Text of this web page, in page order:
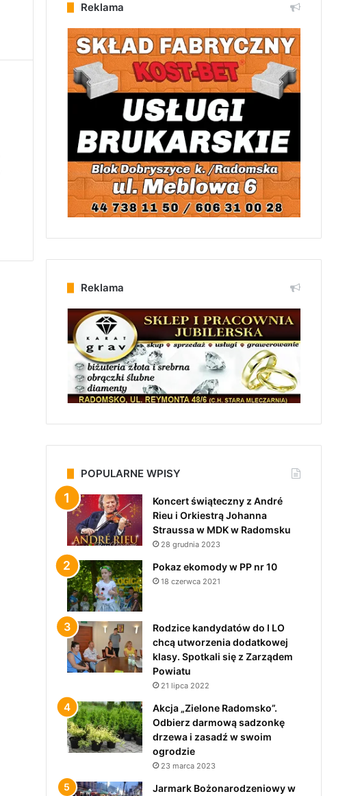
Reklama
Reklama
POPULARNE WPISY
Koncert świąteczny z André
Rieu i Orkiestrą Johanna
Straussa w MDK w Radomsku
28 grudnia 2023
Pokaz ekomody w PP nr 10
18 czerwca 2021
Rodzice kandydatów do I LO
chcą utworzenia dodatkowej
klasy. Spotkali się z Zarządem
Powiatu
21 lipca 2022
Akcja „Zielone Radomsko”.
Odbierz darmową sadzonkę
drzewa i zasadź w swoim
ogrodzie
23 marca 2023
Jarmark Bożonarodzeniowy w